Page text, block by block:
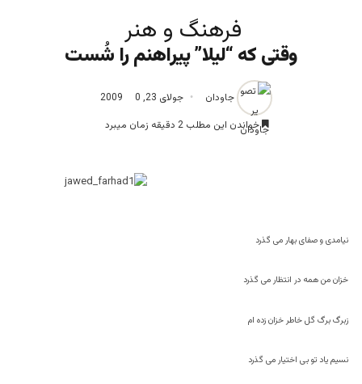
فرهنگ و هنر
وقتی که “لیلا” پیراهنم را شُست
جاودان جولای 23, 2009
0
خواندن این مطلب 2 دقیقه زمان میبرد
نیامدی و صفای بهار می گذرد
خزان من همه در انتظار می گذرد
زبرگ برگ گل خاطر خزان زده ام
نسیم یاد تو بی اختیار می گذرد